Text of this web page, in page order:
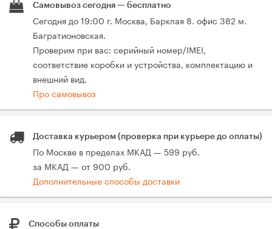
Самовывоз сегодня — бесплатно
Сегодня до 19:00 г. Москва, Барклая 8. офис 382 м.
Багратионовская.
Проверим при вас: серийный номер/IMEI,
соответствие коробки и устройства, комплектацию и
внешний вид.
Про самовывоз
Доставка курьером (проверка при курьере до оплаты)
По Москве в пределах МКАД — 599 руб.
за МКАД — от 900 руб.
Дополнительные способы доставки
Способы оплаты